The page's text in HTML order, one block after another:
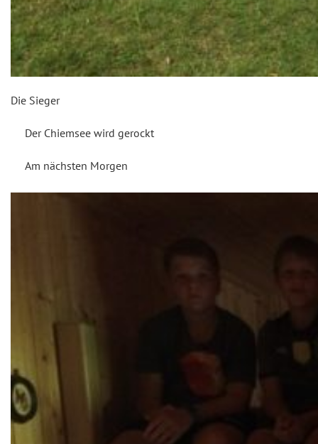
Die Sieger
Der Chiemsee wird gerockt
Am nächsten Morgen